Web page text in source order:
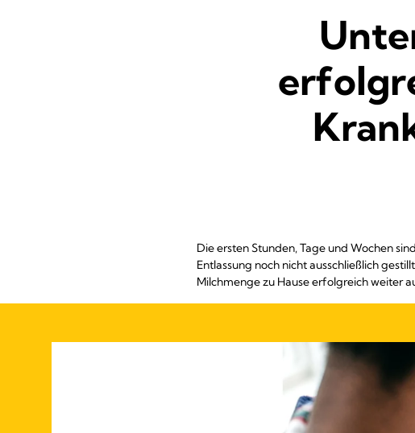
Die ersten Stunden, Tage und Wochen
Entlassung noch nicht ausschließlich
Milchmenge zu Hause erfolgreich weiter